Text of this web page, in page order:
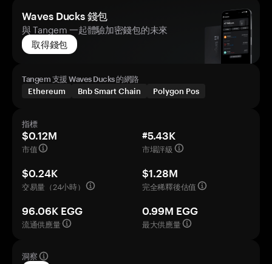
Waves Ducks 錢包
與 Tangem 一起體驗加密錢包的未來
取得錢包
Tangem 支援 Waves Ducks 的網路
Ethereum
Bnb Smart Chain Polygon Pos
指標
$0.12M
市值
#5.43K
市場評級
$0.24K
交易量（24小時）
$1.28M
完全稀釋後估值
96.06K EGG
流通供應量
0.99M EGG
最大供應量
洞察